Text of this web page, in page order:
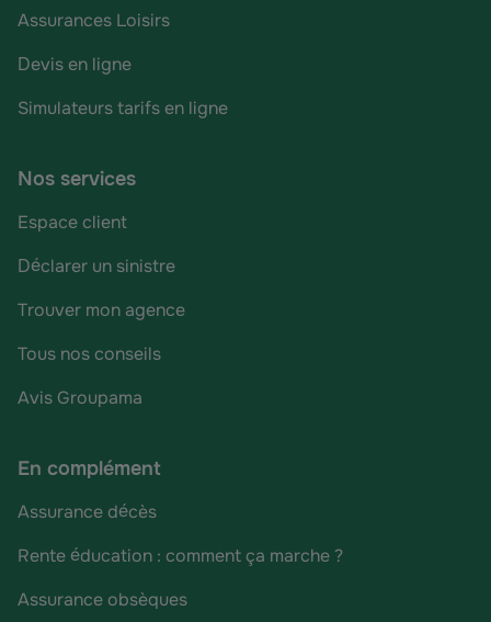
Assurances Loisirs
Devis en ligne
Simulateurs tarifs en ligne
Nos services
Espace client
Déclarer un sinistre
Trouver mon agence
Tous nos conseils
Avis Groupama
En complément
Assurance décès
Rente éducation : comment ça marche ?
Assurance obsèques